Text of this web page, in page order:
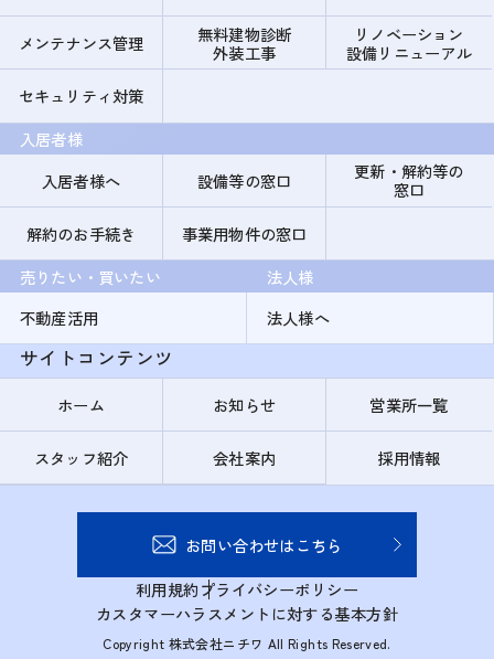
メンテナンス管理
無料建物診断
外装工事
リノベーション
設備リニューアル
セキュリティ対策
入居者様
入居者様へ
設備等の窓口
更新・解約等の
窓口
解約のお手続き
事業用物件の窓口
売りたい・買いたい
不動産活用
法人様
法人様へ
サイトコンテンツ
ホーム お知らせ 営業所一覧
スタッフ紹介 会社案内 採用情報
お問い合わせはこちら
利用規約プライバシーポリシー
カスタマーハラスメントに対する基本方針
Copyright 株式会社ニチワ All Rights Reserved.